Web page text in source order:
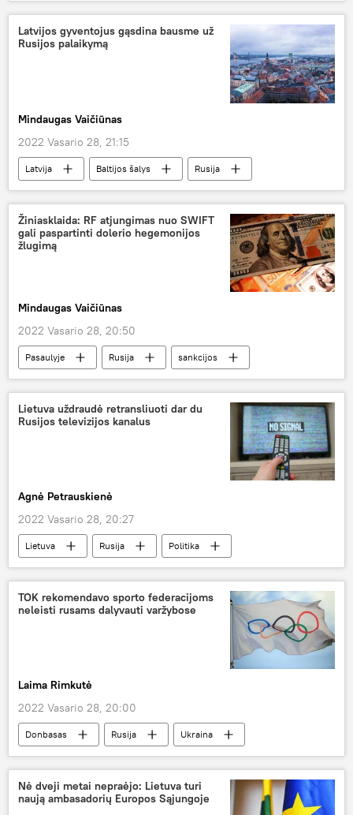
Didžioji Britanija
Pasaulyje
Latvijos gyventojus gąsdina bausme už
Rusijos palaikymą
Mindaugas Vaičiūnas
2022 Vasario 28, 21:15
Latvija Baltijos šalys
Rusija
Ukraina
Donbasas
Žiniasklaida: RF atjungimas nuo SWIFT
gali paspartinti dolerio hegemonijos
žlugimą
Mindaugas Vaičiūnas
2022 Vasario 28, 20:50
Pasaulyje Rusija
sankcijos
Ekonomika
SWIFT JAV
Lietuva uždraudė retransliuoti dar du
Rusijos televizijos kanalus
Agnė Petrauskienė
2022 Vasario 28, 20:27
Lietuva Rusija
Politika
Donbasas
televizija
televizijos kanalas
TOK rekomendavo sporto federacijoms
neleisti rusams dalyvauti varžybose
Laima Rimkutė
2022 Vasario 28, 20:00
Donbasas Rusija
Ukraina
Tarptautinis olimpinis komitetas (TOK)
Nė dveji metai nepraėjo: Lietuva turi
naują ambasadorių Europos Sąjungoje